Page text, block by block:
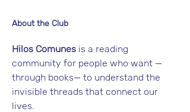
About the Club
Hilos Comunes is a reading
community for people who want —
through books— to understand the
invisible threads that connect our
lives.